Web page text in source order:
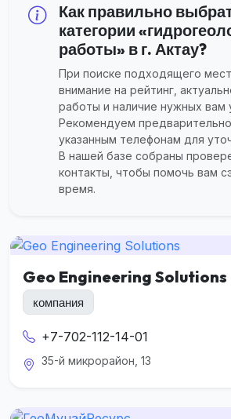
Как правильно
категории
работы» в г. Актау?
При поиске подходящего
внимание на рейтинг,
работы и наличие нужных вам
Рекомендуем
указанным телефонам для
В нашей базе собраны
контакты, чтобы помочь вам
время.
Geo Engineering Solutions
компания
+7-702-112-14-01
35-й микрорайон, 13